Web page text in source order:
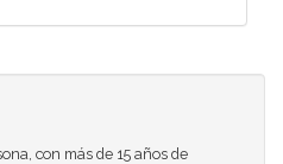
con más de 15 años de